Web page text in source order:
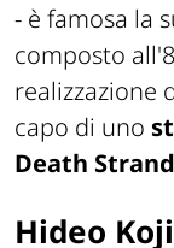
- è famosa la
composto
realizzazione
capo di uno
Death
Hideo